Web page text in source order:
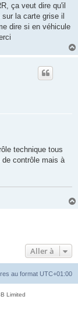
ça veut dire qu'il
la carte grise il
dire si en véhicule
technique tous
contrôle mais à
Aller à
au format UTC+01:00
Limited